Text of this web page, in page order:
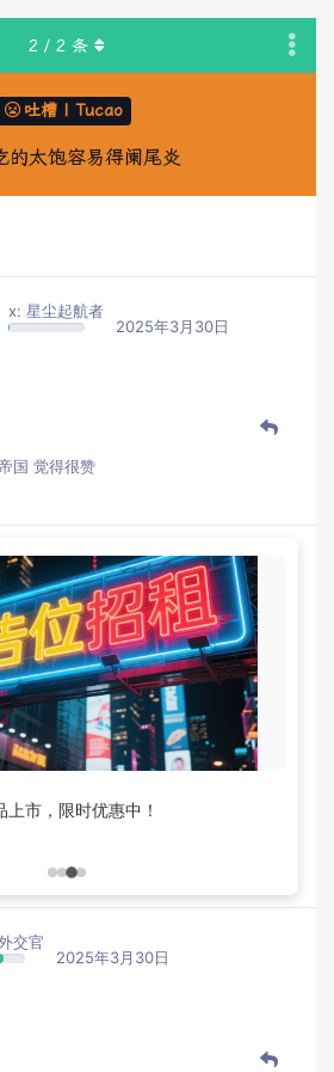
吐槽 | Tucao
的太饱容易得阑尾炎
2 / 2 条
x: 星尘起航者
2025年3月30日
国 觉得很赞
上市，限时优惠中！
交官
2025年3月30日